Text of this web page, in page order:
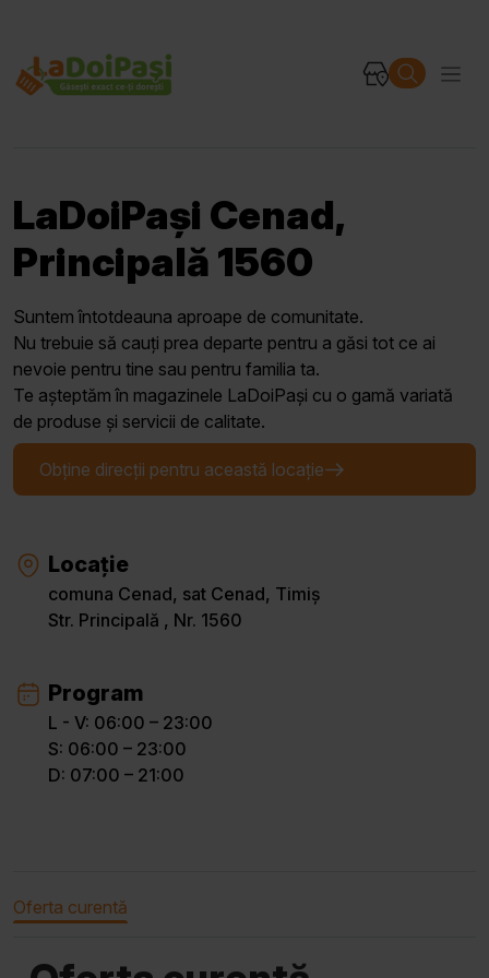
LaDoiPași Cenad,
Principală 1560
Suntem întotdeauna aproape de comunitate.
Nu trebuie să cauți prea departe pentru a găsi tot ce ai
nevoie pentru tine sau pentru familia ta.
Te așteptăm în magazinele LaDoiPași cu o gamă variată
de produse și servicii de calitate.
Obține direcții pentru această locație
Locație
comuna Cenad, sat Cenad, Timiș
Str. Principală , Nr. 1560
Program
L - V: 06:00 – 23:00
S: 06:00 – 23:00
D: 07:00 – 21:00
Oferta curentă